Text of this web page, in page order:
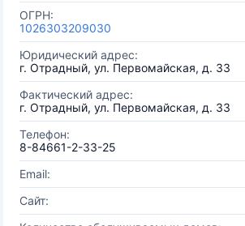
ОГРН:
1026303209030
Юридический адрес:
г. Отрадный, ул. Первомайская, д. 33
Фактический адрес:
г. Отрадный, ул. Первомайская, д. 33
Телефон:
8-84661-2-33-25
Email:
Сайт: